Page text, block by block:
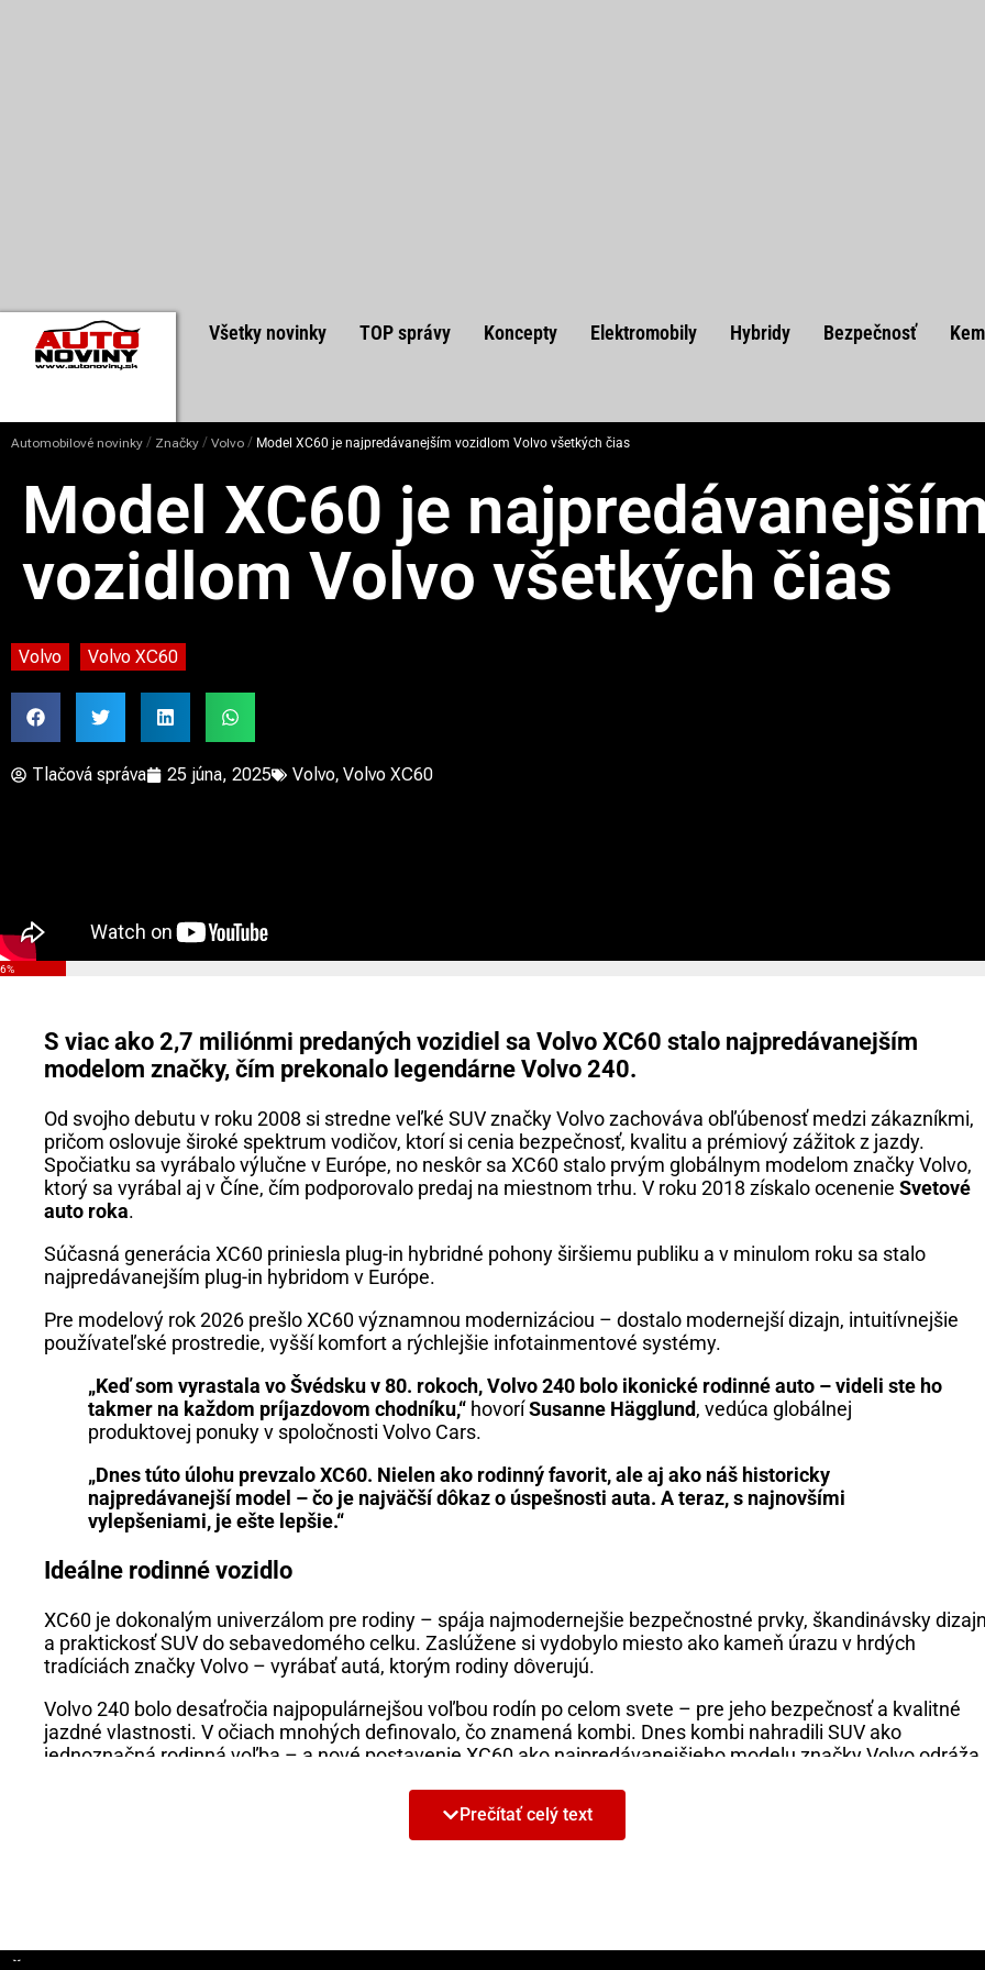
Všetky novinky TOP správy Koncepty Elektromobily Hybridy Bezpečnosť
Automobilové novinky / Značky / Volvo / Model XC60 je najpredávanejším vozidlom Volvo všetkých čias
Model XC60 je
vozidlom Volvo všetkých čias
Volvo Volvo XC60
Tlačová správa 25 júna, 2025 Volvo, Volvo XC60
6%
S viac ako 2,7 miliónmi predaných vozidiel sa Volvo XC60 stalo najpredávanejším
modelom značky, čím prekonalo legendárne Volvo 240.
Od svojho debutu v roku 2008 si stredne veľké SUV značky Volvo zachováva obľúbenosť medzi zákazníkmi,
pričom oslovuje široké spektrum vodičov, ktorí si cenia bezpečnosť, kvalitu a prémiový zážitok z jazdy.
Spočiatku sa vyrábalo výlučne v Európe, no neskôr sa XC60 stalo prvým globálnym modelom značky Volvo,
ktorý sa vyrábal aj v Číne, čím podporovalo predaj na miestnom trhu. V roku 2018 získalo ocenenie Svetové
auto roka.
Súčasná generácia XC60 priniesla plug-in hybridné pohony širšiemu publiku a v minulom roku sa stalo
najpredávanejším plug-in hybridom v Európe.
Pre modelový rok 2026 prešlo XC60 významnou modernizáciou – dostalo modernejší dizajn, intuitívnejšie
používateľské prostredie, vyšší komfort a rýchlejšie infotainmentové systémy.
„Keď som vyrastala vo Švédsku v 80. rokoch, Volvo 240 bolo ikonické rodinné auto – videli ste ho
takmer na každom príjazdovom chodníku,“ hovoríSusanne Hägglund, vedúca globálnej
produktovej ponuky v spoločnosti Volvo Cars.
„Dnes túto úlohu prevzalo XC60. Nielen ako rodinný favorit, ale aj ako náš historicky
najpredávanejší model – čo je najväčší dôkaz o úspešnosti auta. A teraz, s najnovšími
vylepšeniami, je ešte lepšie.“
Ideálne rodinné vozidlo
XC60 je dokonalým univerzálom pre rodiny – spája najmodernejšie bezpečnostné prvky, škandinávsky dizajn
a praktickosť SUV do sebavedomého celku. Zaslúžene si vydobylo miesto ako kameň úrazu v hrdých
tradíciách značky Volvo – vyrábať autá, ktorým rodiny dôverujú.
Volvo 240 bolo desaťročia najpopulárnejšou voľbou rodín po celom svete – pre jeho bezpečnosť a kvalitné
jazdné vlastnosti. V očiach mnohých definovalo, čo znamená kombi. Dnes kombi nahradili SUV ako
jednoznačná rodinná voľba – a nové postavenie XC60 ako najpredávanejšieho modelu značky Volvo odráža
Mnohí, ktorí vyrastali s Volvom 240, si teraz vyberajú XC60 pre svoje vlastné rodiny. A tak ako 240 formovalo
ich detstvo, dnešné XC60 vytvára spomienky pre novú generáciu.
Prečítať celý text